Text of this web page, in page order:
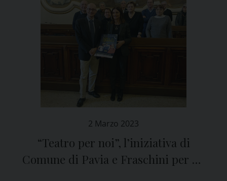
2 Marzo 2023
“Teatro per noi”, l’iniziativa di
Comune di Pavia e Fraschini per gli